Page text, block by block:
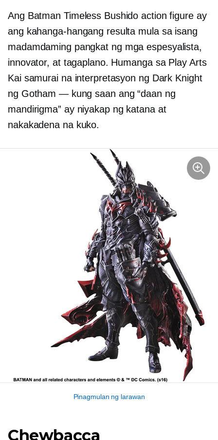
Ang Batman Timeless Bushido action figure ay
ang kahanga-hangang resulta mula sa isang
madamdaming pangkat ng mga espesyalista,
innovator, at tagaplano. Humanga sa Play Arts
Kai samurai na interpretasyon ng Dark Knight
ng Gotham — kung saan ang “daan ng
mandirigma” ay niyakap ng katana at
nakakadena na kuko.
Pinagmulan ng larawan
Chewbacca